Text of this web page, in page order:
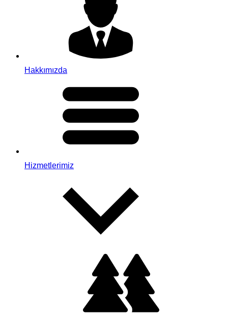
Hakkımızda
Hizmetlerimiz